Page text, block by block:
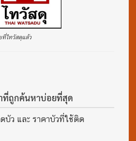
ที่ไทวัสดุแล้ว
ที่ถูกค้นหาบ่อยที่สุด
บัว และ ราคาบัวที่ใช้ติด